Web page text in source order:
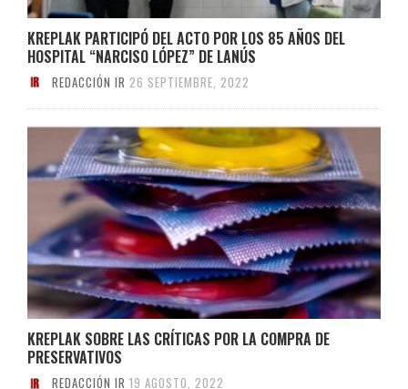
KREPLAK PARTICIPÓ DEL ACTO POR LOS 85 AÑOS DEL
HOSPITAL “NARCISO LÓPEZ” DE LANÚS
REDACCIÓN IR 26 SEPTIEMBRE, 2022
KREPLAK SOBRE LAS CRÍTICAS POR LA COMPRA DE
PRESERVATIVOS
REDACCIÓN IR 19 AGOSTO, 2022